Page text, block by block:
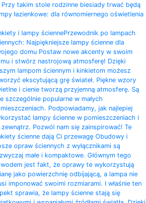
takim stole rodzinne biesiady trwać będą
łazienkowe: dla równomiernego oświetlenia
i lampy ściennePrzewodnik po lampach
Najpiękniejsze lampy ścienne dla
domu Postaw nowe akcenty w swoim
i stwórz nastrojową atmosferę! Dzięki
lampom ściennym i kinkietom możesz
ekscytującą grę świateł. Piękne wzory
i cienie tworzą przyjemną atmosferę. Są
szczególnie popularne w małych
Podpowiadamy, jak najlepiej
lampy ścienne w pomieszczeniach i
zewnątrz. Pozwól nam się zainspirować! Te
ścienne dają Ci przewagę Obudowy i
opraw ściennych z wyłącznikami są
małe i kompaktowe. Głównym tego
jest fakt, że oprawy te wykorzystują
jako powierzchnię odbijającą, a lampa nie
imponować swoimi rozmiarami. I właśnie ten
sprawia, że lampy ścienne stają się